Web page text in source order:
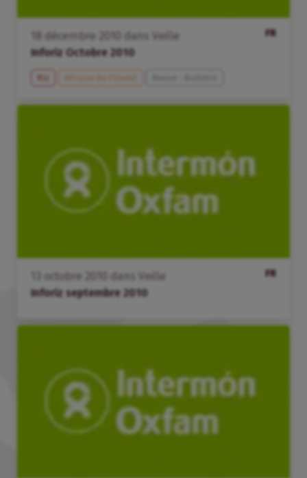
FR
décembre dans
Veille
Inforiz Octobre 2010
Afrique de l’Ouest
FR
octobre dans
Veille
Inforiz septembre 2010